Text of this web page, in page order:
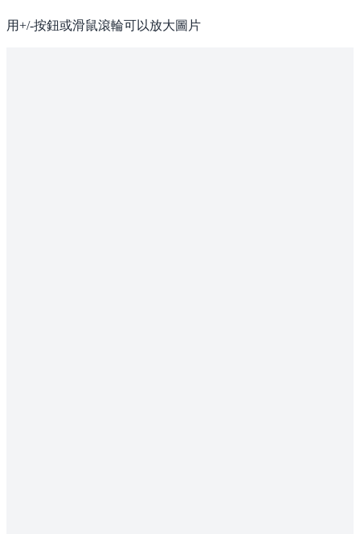
用+/-按鈕或滑鼠滾輪可以放大圖片